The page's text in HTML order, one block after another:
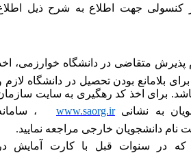
جهت اطلاع به شرح ذیل اطلاع
متقاضی در دانشگاه خوارزمی، اخذ
بلامانع بودن تحصیل در دانشگاه لازم و
برای اخذ کد رهگیری به سایت سازمان
به نشانی www.saorg.ir
، سامانه
نام دانشجویان خارجی مراجعه نمایید.
که در سنوات قبل با کارت آمایش در